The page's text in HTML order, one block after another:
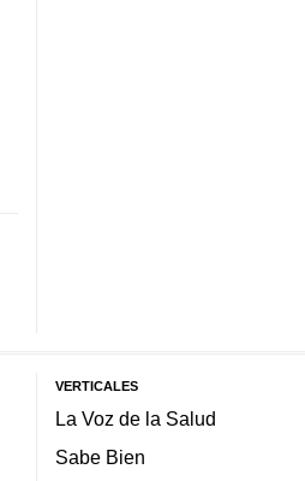
VERTICALES
La Voz de la Salud
Sabe Bien